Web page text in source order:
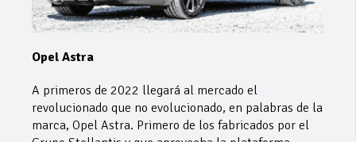
Opel Astra
A primeros de 2022 llegará al mercado el
revolucionado que no evolucionado, en palabras de la
marca, Opel Astra. Primero de los fabricados por el